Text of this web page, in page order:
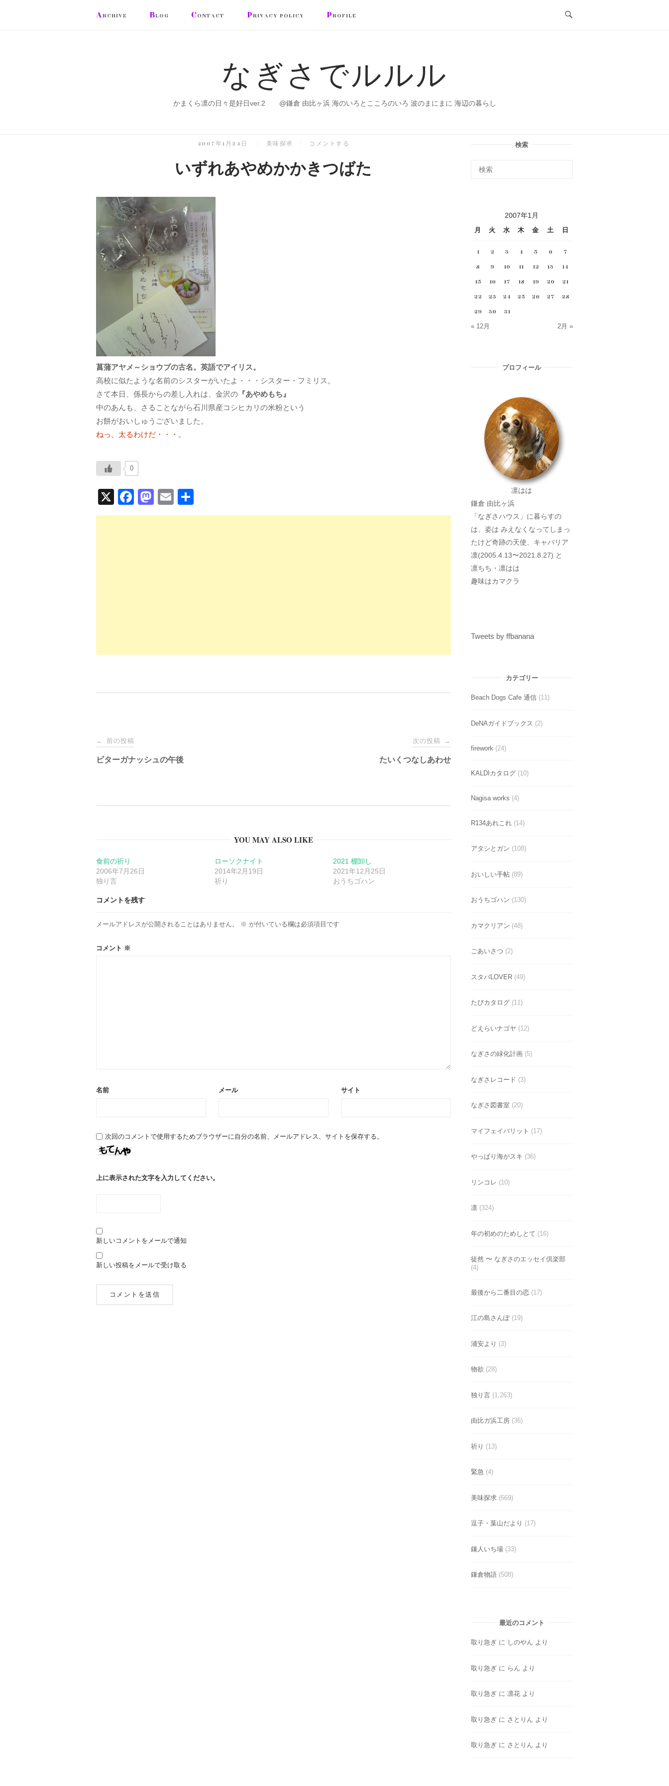
ARCHIVE BLOG CONTACT PRIVACY POLICY PROFILE
なぎさでルルル
かまくら凛の日々是好日ver.2 @鎌倉 由比ヶ浜 海のいろとこころのいろ 波のまにまに 海辺の暮らし
2007年1月24日 美味探求 コメントする
いずれあやめかかきつばた
菖蒲アヤメ～ショウブの古名。英語でアイリス。
高校に似たような名前のシスターがいたよ・・・シスター・フミリス。
さて本日、係長からの差し入れは、金沢の 『あやめもち』
中のあんも、さることながら石川県産コシヒカリの米粉という
お餅がおいしゅうございました。
ねっ、太るわけだ・・・。
0
X
F
a
M
a
E
m 有
投
稿
ー
シ
ョ
ン
← 前の投稿
ビターガナッシュの午後
次の投稿 →
たいくつなしあわせ
YOU MAY ALSO LIKE
食前の祈り
2006年7月26日
独り言
ローソクナイト
2014年2月19日
祈り
2021 棚卸し
2021年12月25日
おうちゴハン
コメントを残す
メールアドレスが公開されることはありません。 ※ が付いている欄は必須項目です
コメント ※
名前 メール サイト
次回のコメントで使用するためブラウザーに自分の名前、メールアドレス、サイトを保存する。
上に表示された文字を入力してください。
新しいコメントをメールで通知
新しい投稿をメールで受け取る
検索
2007年1月
月 火 水 木 金 土 日
1 2 3 4 5 6
7
8
9 10 11 12 13
14
15
16 17 18 19 20
21
22
23 24 25 26 27
28
29
30 31
« 12月 2月 »
プロフィール
凛はは
鎌倉 由比ヶ浜
「なぎさハウス」に暮らすの
は、姿は みえなくなってしまっ
たけど奇跡の天使、キャバリア
凛(2005.4.13〜2021.8.27) と
凛ちち・凛はは
趣味はカマクラ
Tweets by ffbanana
カテゴリー
Beach Dogs Cafe 通信(11)
DeNAガイドブックス (2)
firework(24)
KALDIカタログ(10)
Nagisa works (4)
R134あれこれ(14)
アタシとガン (108)
おいしい手帖(89)
おうちゴハン (130)
カマクリアン (48)
ごあいさつ (2)
スタバLOVER(49)
たびカタログ(11)
どえらいナゴヤ (12)
なぎさの緑化計画(5)
なぎさレコード (3)
なぎさ図書室 (20)
マイフェイバリット (17)
やっぱり海がスキ (36)
リンコレ (10)
凛(324)
年の初めのためしとて (16)
徒然 〜 なぎさのエッセイ倶楽部
(4)
最後から二番目の恋(17)
江の島さんぽ(19)
浦安より (3)
物欲 (28)
独り言(1,263)
由比ガ浜工房(36)
祈り (13)
緊急 (4)
美味探求(669)
逗子・葉山だより (17)
鎌人いち場(33)
鎌倉物語(508)
最近のコメント
取り急ぎに しのやん より
取り急ぎに らん より
取り急ぎに 凛花より
取り急ぎに さとりん より
取り急ぎに さとりん より